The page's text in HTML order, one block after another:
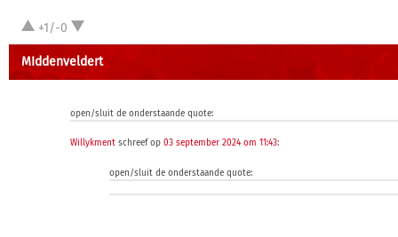
+1/-0
MIddenveldert
open/sluit de onderstaande quote:
Willykment schreef op03 september 2024 om 11:43:
open/sluit de onderstaande quote: